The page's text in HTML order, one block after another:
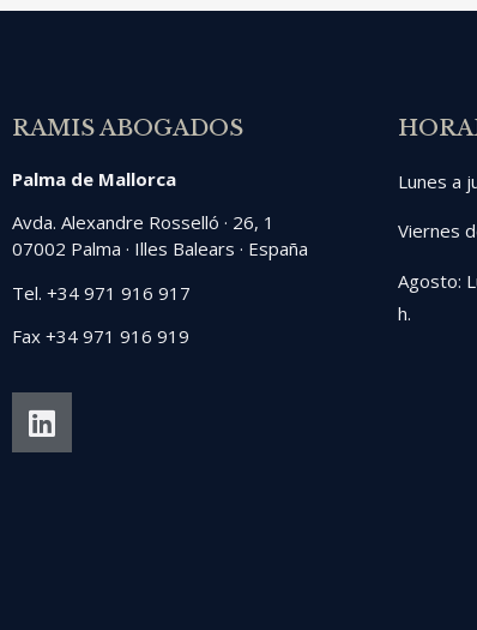
RAMIS ABOGADOS
Palma de Mallorca
Avda. Alexandre Rosselló · 26, 1
07002 Palma · Illes Balears · España
Tel. +34 971 916 917
Fax +34 971 916 919
Lunes a
Viernes
Agosto:
h.